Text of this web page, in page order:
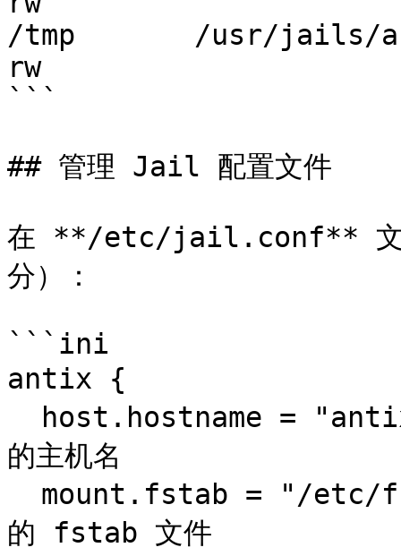
/tmp       /usr/jails/
rw
```
## 管理 Jail 配置文件
在 **/etc/jail.conf** 文件
分）：
```ini
antix {
的主机名
的 fstab 文件